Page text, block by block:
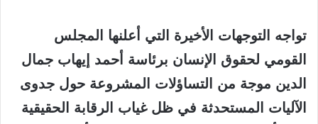
تواجه التوجهات الأخيرة التي أعلنها المجلس
القومي لحقوق الإنسان برئاسة أحمد إيهاب جمال
الدين موجة من التساؤلات المشروعة حول جدوى
الآليات المستحدثة في ظل غياب الرقابة الحقيقية